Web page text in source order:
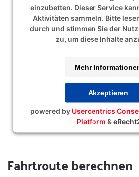
einzubetten. Dieser Service
Aktivitäten sammeln. Bitte
durch und stimmen Sie der
zu, um diese Inhalte
Mehr
Akzeptieren
powered by Usercentrics
Platform &
Fahrtroute berechnen